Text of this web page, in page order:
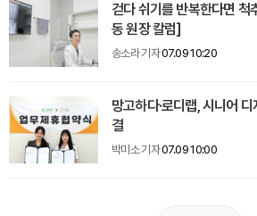
걷다 쉬기를 반복한다면
동 원장 칼럼]
송소라 기자07.09 10:20
망고하다·로디랩, 시니어
결
박미소 기자07.09 10:00